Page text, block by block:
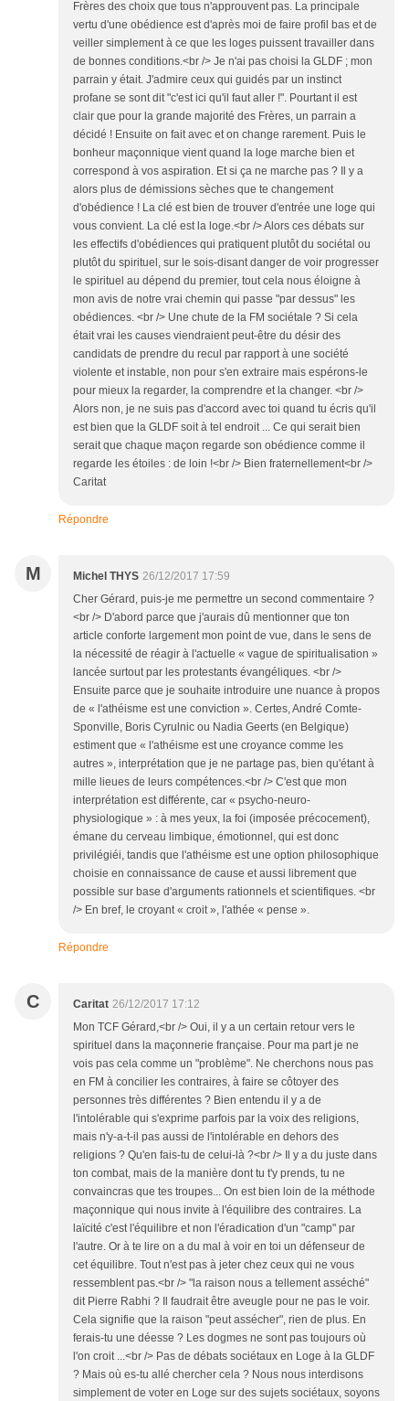
Frères des choix que tous n'approuvent pas. La principale
vertu d'une obédience est d'après moi de faire profil bas et de
veiller simplement à ce que les loges puissent travailler dans
de bonnes conditions.<br /> Je n'ai pas choisi la GLDF ; mon
parrain y était. J'admire ceux qui guidés par un instinct
profane se sont dit "c'est ici qu'il faut aller !". Pourtant il est
clair que pour la grande majorité des Frères, un parrain a
décidé ! Ensuite on fait avec et on change rarement. Puis le
bonheur maçonnique vient quand la loge marche bien et
correspond à vos aspiration. Et si ça ne marche pas ? Il y a
alors plus de démissions sèches que te changement
d'obédience ! La clé est bien de trouver d'entrée une loge qui
vous convient. La clé est la loge.<br /> Alors ces débats sur
les effectifs d'obédiences qui pratiquent plutôt du sociétal ou
plutôt du spirituel, sur le sois-disant danger de voir progresser
le spirituel au dépend du premier, tout cela nous éloigne à
mon avis de notre vrai chemin qui passe "par dessus" les
obédiences. <br /> Une chute de la FM sociétale ? Si cela
était vrai les causes viendraient peut-être du désir des
candidats de prendre du recul par rapport à une société
violente et instable, non pour s'en extraire mais espérons-le
pour mieux la regarder, la comprendre et la changer. <br />
Alors non, je ne suis pas d'accord avec toi quand tu écris qu'il
est bien que la GLDF soit à tel endroit ... Ce qui serait bien
serait que chaque maçon regarde son obédience comme il
regarde les étoiles : de loin !<br /> Bien fraternellement<br />
Caritat
Répondre
M Michel THYS 26/12/2017 17:59
Cher Gérard, puis-je me permettre un second commentaire ?
<br /> D'abord parce que j'aurais dû mentionner que ton
article conforte largement mon point de vue, dans le sens de
la nécessité de réagir à l'actuelle « vague de spiritualisation »
lancée surtout par les protestants évangéliques. <br />
Ensuite parce que je souhaite introduire une nuance à propos
de « l'athéisme est une conviction ». Certes, André Comte-
Sponville, Boris Cyrulnic ou Nadia Geerts (en Belgique)
estiment que « l'athéisme est une croyance comme les
autres », interprétation que je ne partage pas, bien qu'étant à
mille lieues de leurs compétences.<br /> C'est que mon
interprétation est différente, car « psycho-neuro-
physiologique » : à mes yeux, la foi (imposée précocement),
émane du cerveau limbique, émotionnel, qui est donc
privilégiéi, tandis que l'athéisme est une option philosophique
choisie en connaissance de cause et aussi librement que
possible sur base d'arguments rationnels et scientifiques. <br
/> En bref, le croyant « croit », l'athée « pense ».
Répondre
C Caritat 26/12/2017 17:12
Mon TCF Gérard,<br /> Oui, il y a un certain retour vers le
spirituel dans la maçonnerie française. Pour ma part je ne
vois pas cela comme un "problème". Ne cherchons nous pas
en FM à concilier les contraires, à faire se côtoyer des
personnes très différentes ? Bien entendu il y a de
l'intolérable qui s'exprime parfois par la voix des religions,
mais n'y-a-t-il pas aussi de l'intolérable en dehors des
religions ? Qu'en fais-tu de celui-là ?<br /> Il y a du juste dans
ton combat, mais de la manière dont tu t'y prends, tu ne
convaincras que tes troupes... On est bien loin de la méthode
maçonnique qui nous invite à l'équilibre des contraires. La
laïcité c'est l'équilibre et non l'éradication d'un "camp" par
l'autre. Or à te lire on a du mal à voir en toi un défenseur de
cet équilibre. Tout n'est pas à jeter chez ceux qui ne vous
ressemblent pas.<br /> "la raison nous a tellement asséché"
dit Pierre Rabhi ? Il faudrait être aveugle pour ne pas le voir.
Cela signifie que la raison "peut assécher", rien de plus. En
ferais-tu une déesse ? Les dogmes ne sont pas toujours où
l'on croit ...<br /> Pas de débats sociétaux en Loge à la GLDF
? Mais où es-tu allé chercher cela ? Nous nous interdisons
simplement de voter en Loge sur des sujets sociétaux, soyons